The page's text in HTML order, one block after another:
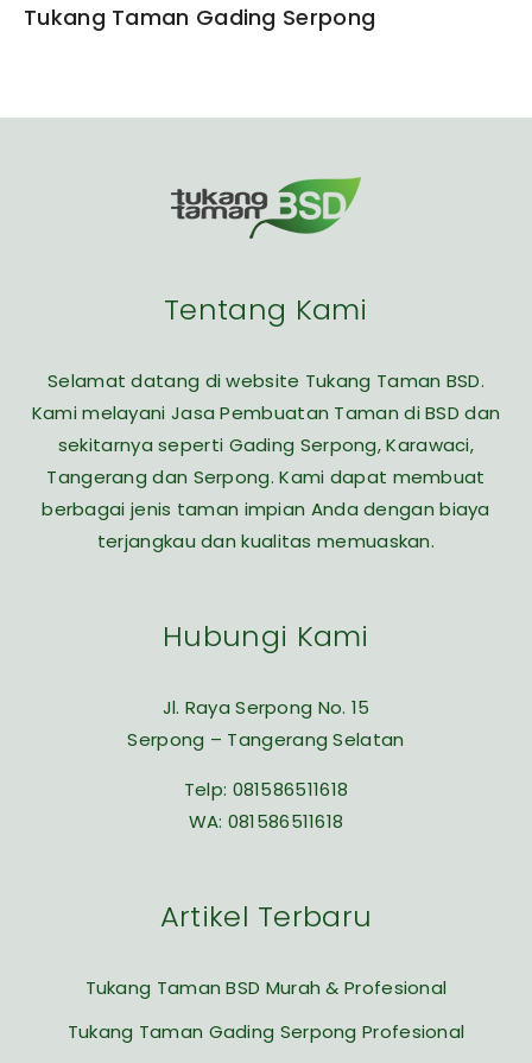
Tukang Taman Gading Serpong
Tentang Kami
Selamat datang di website Tukang Taman BSD.
Kami melayani Jasa Pembuatan Taman di BSD dan
sekitarnya seperti Gading Serpong, Karawaci,
Tangerang dan Serpong. Kami dapat membuat
berbagai jenis taman impian Anda dengan biaya
terjangkau dan kualitas memuaskan.
Hubungi Kami
Jl. Raya Serpong No. 15
Serpong – Tangerang Selatan
Telp: 081586511618
WA: 081586511618
Artikel Terbaru
Tukang Taman BSD Murah & Profesional
Tukang Taman Gading Serpong Profesional